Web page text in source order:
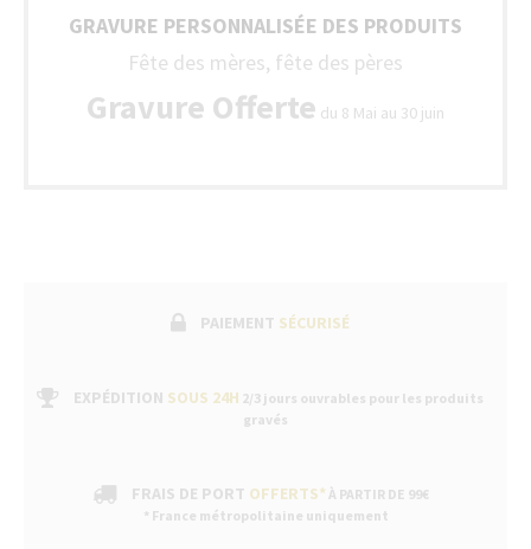
GRAVURE PERSONNALISÉE DES PRODUITS
Fête des mères, fête des pères
Gravure Offerte du 8 Mai au 30 juin
PAIEMENT SÉCURISÉ
EXPÉDITION SOUS 24H 2/3 jours ouvrables pour les produits
gravés
FRAIS DE PORT OFFERTS* À PARTIR DE 99€
* France métropolitaine uniquement